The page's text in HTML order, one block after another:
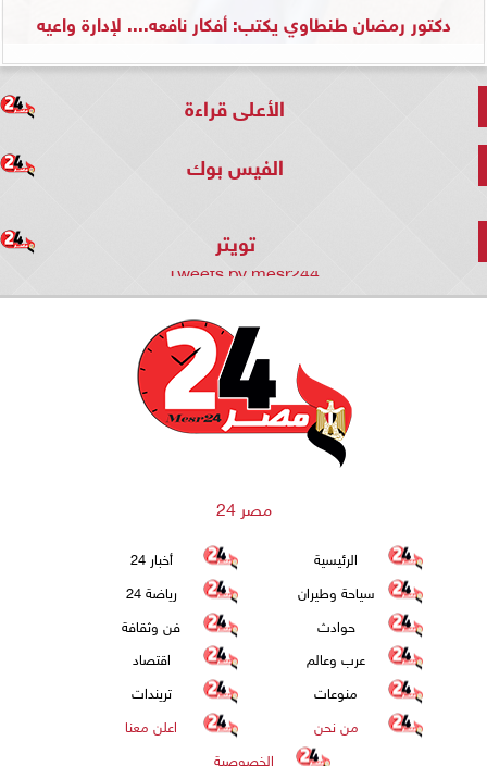
دكتور رمضان طنطاوي يكتب: أفكار نافعه.... لإدارة واعيه
الأعلى قراءة
الفيس بوك
تويتر
Tweets by mesr244
مصر 24
الرئيسية
أخبار 24
سياحة وطيران
رياضة 24
حوادث
فن وثقافة
عرب وعالم
اقتصاد
منوعات
تريندات
من نحن
اعلن معنا
الخصوصية